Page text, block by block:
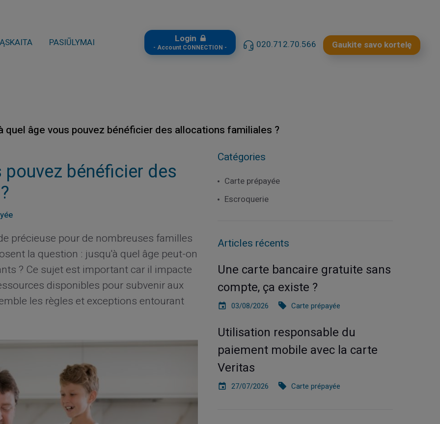
PASIŪLYMAI Login
- Account CONNECTION - 020.712.70.566 Gaukite savo kortelę
quel âge vous pouvez bénéficier des allocations familiales ?
bénéficier des
précieuse pour de nombreuses familles
la question : jusqu'à quel âge peut-on
? Ce sujet est important car il impacte
disponibles pour subvenir aux
les règles et exceptions entourant
Catégories
Carte prépayée
Escroquerie
Articles récents
Une carte bancaire gratuite sans
compte, ça existe ?
03/08/2026 Carte prépayée
Utilisation responsable du
paiement mobile avec la carte
Veritas
27/07/2026 Carte prépayée